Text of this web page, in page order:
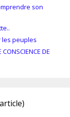
son
les peuples
CONSCIENCE DE